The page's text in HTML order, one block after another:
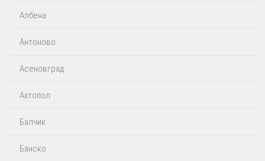
Албена
Антоново
Асеновград
Ахтопол
Балчик
Банско